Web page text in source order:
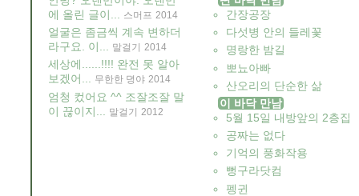
에 올린 글이...
스머프 2014
얼굴은 좀금씩 계속 변하더
라구요. 이...
말걸기 2014
세상에......!!!! 완전 못 알아
보겠어... 무한한 뎡야 2014
엄청 컸어요 ^^ 조잘조잘 말
이 끊이지...
말걸기 2012
간장공장
다섯병 안의 들레꽃
명랑한 밤길
뽀뇨아빠
산오리의 단순한 삶
이 바닥 만남
5월 15일 내방앞의 2층집
공짜는 없다
기억의 풍화작용
뻥구라닷컴
펭귄